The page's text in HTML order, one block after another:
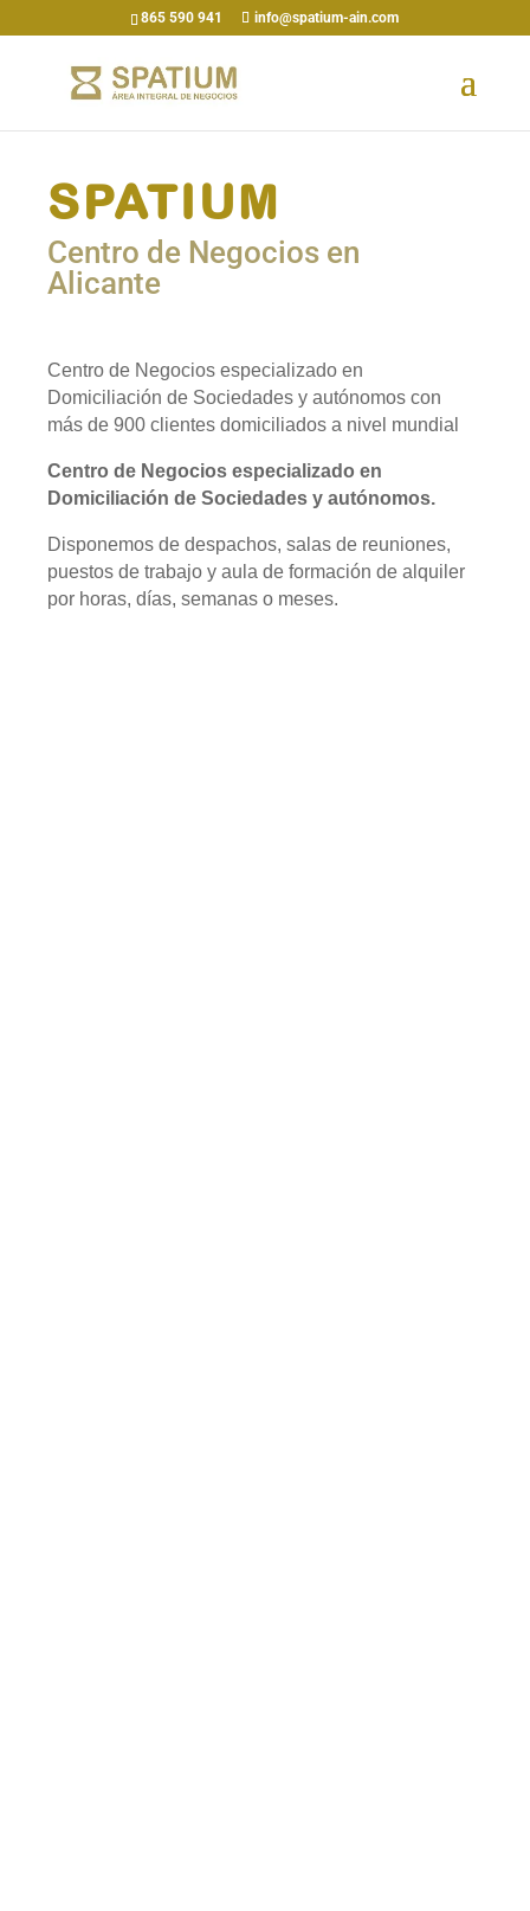
865 590 941 info@spatium-ain.com
SPATIUM
Centro de Negocios en
Alicante
Centro de Negocios especializado en
Domiciliación de Sociedades y autónomos con
más de 900 clientes domiciliados a nivel mundial
Centro de Negocios especializado en
Domiciliación de Sociedades y autónomos.
Disponemos de despachos, salas de reuniones,
puestos de trabajo y aula de formación de alquiler
por horas, días, semanas o meses.